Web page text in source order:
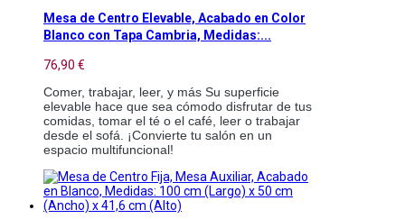
Mesa de Centro Elevable, Acabado en Color
Blanco con Tapa Cambria, Medidas:...
76,90 €
Comer, trabajar, leer, y más Su superficie
elevable hace que sea cómodo disfrutar de tus
comidas, tomar el té o el café, leer o trabajar
desde el sofá. ¡Convierte tu salón en un
espacio multifuncional!